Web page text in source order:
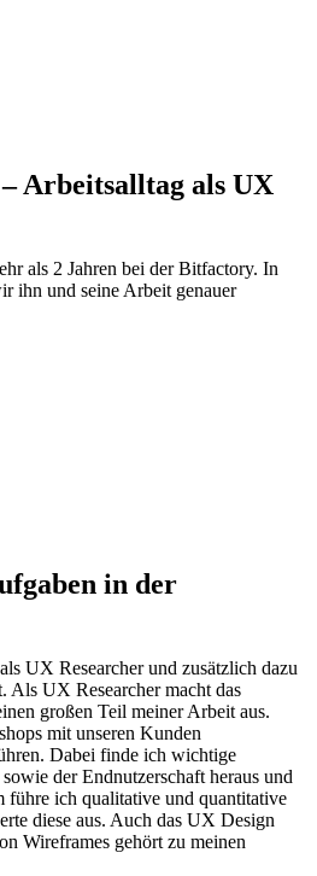
Arbeitsalltag als UX
als 2 Jahren bei der Bitfactory. In
ihn und seine Arbeit genauer
in der
als UX Researcher und zusätzlich dazu
Als UX Researcher macht das
großen Teil meiner Arbeit aus.
mit unseren Kunden
Dabei finde ich wichtige
der Endnutzerschaft heraus und
führe ich qualitative und quantitative
diese aus. Auch das UX Design
Wireframes gehört zu meinen